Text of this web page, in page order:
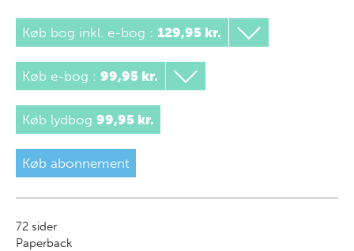
Køb bog inkl. e-bog : 129,95 kr.
Køb e-bog : 99,95 kr.
Køb lydbog 99,95 kr.
Køb abonnement
72 sider
Paperback